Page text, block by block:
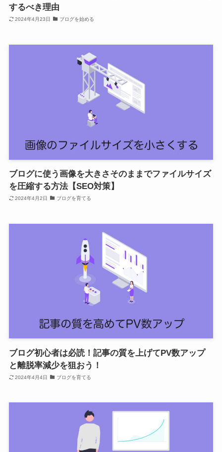
するべき理由
2024年4月23日 ブログを始める
ブログに使う画像を大きさそのままでファイルサイズ
を圧縮する方法【SEO対策】
2024年4月2日 ブログを育てる
ブログ初心者は必読！記事の質を上げてPV数アップ
と離脱率減少を狙おう！
2024年4月4日 ブログを育てる